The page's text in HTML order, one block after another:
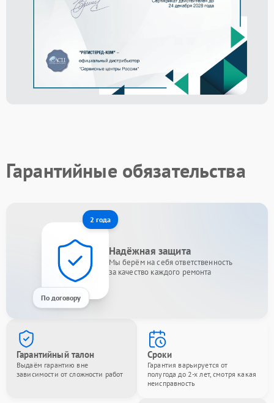
Гарантийные обязательства
2 года
По договору
Надёжная защита
Мы берём на себя ответственность
за качество каждого ремонта
Гарантийный талон
Выдаём гарантию вне
зависимости от сложности работ
Сроки
Гарантия варьируется от
полугода до 2-х лет, смотря какая
неисправность